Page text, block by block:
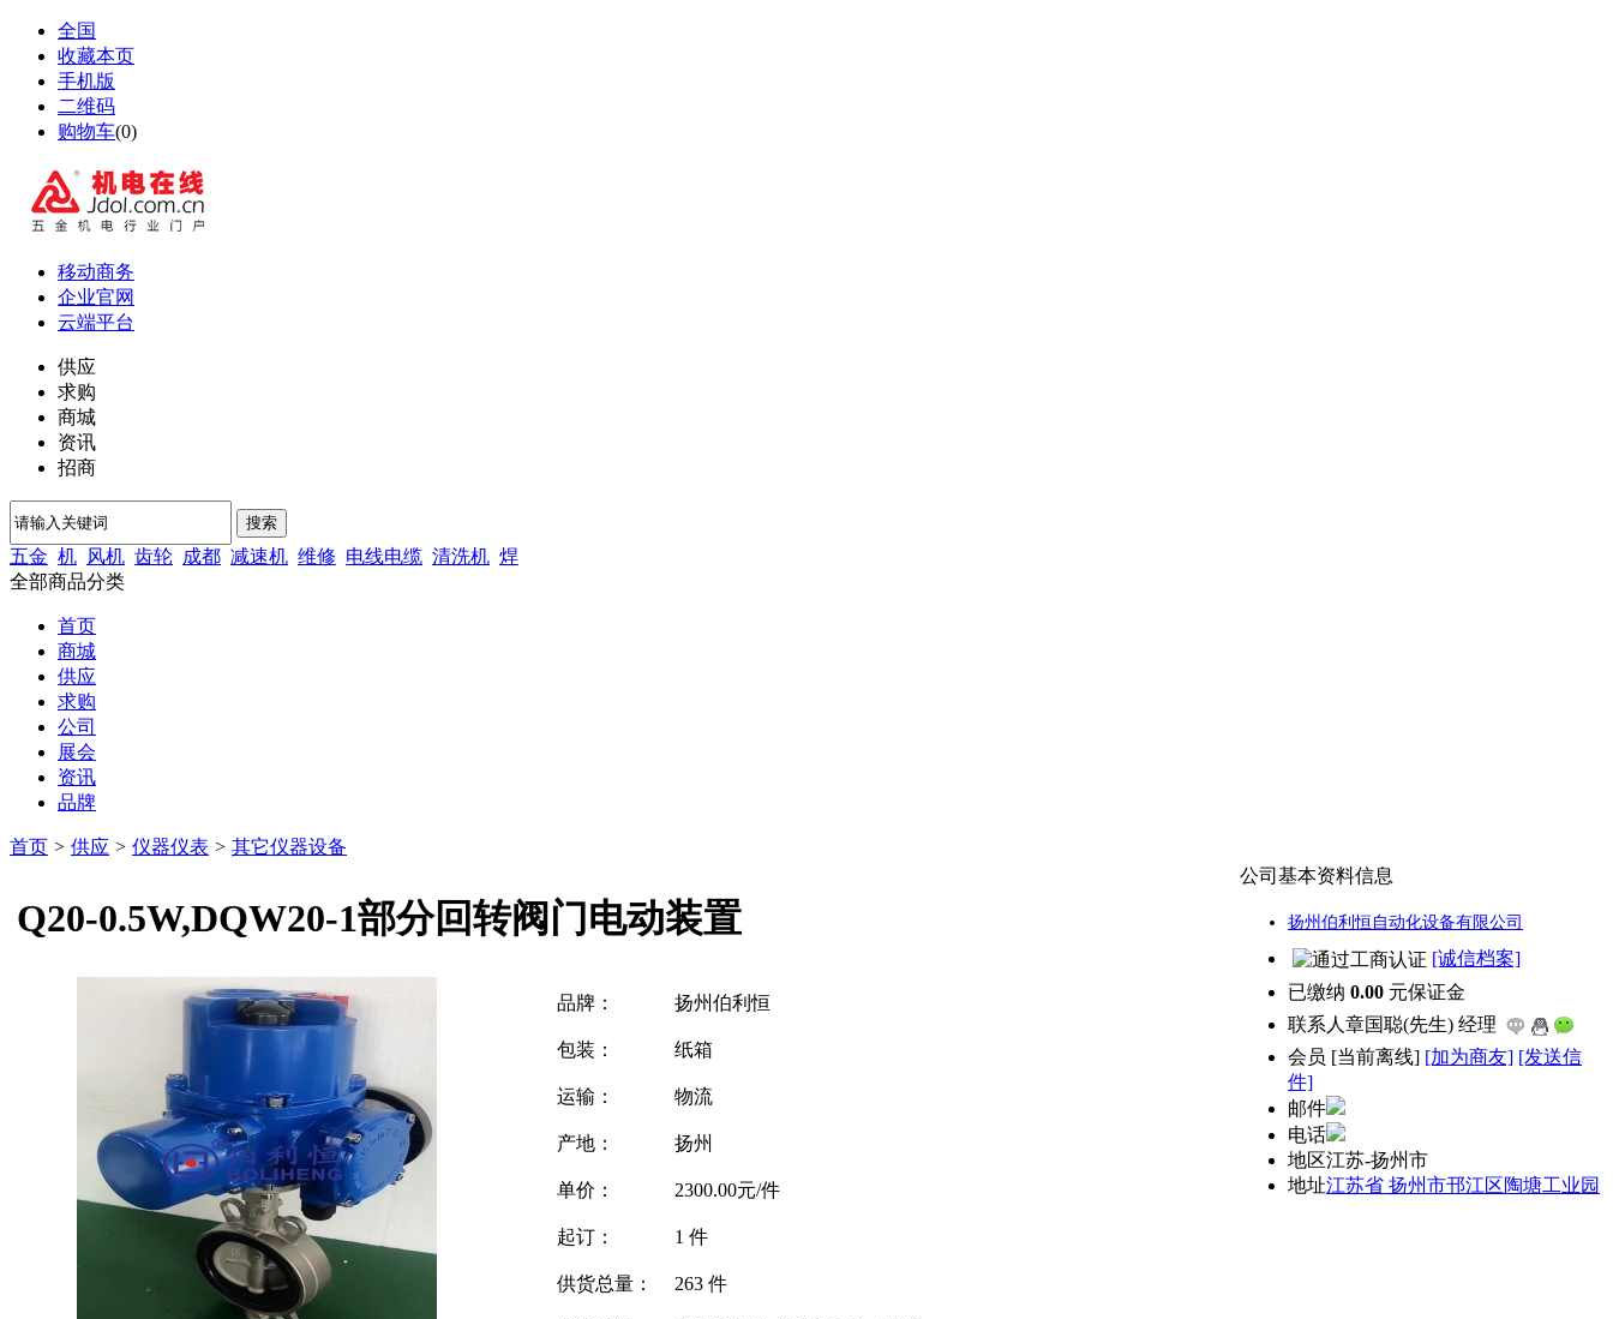
全国
收藏本页
手机版
二维码
购物车(0)
移动商务
企业官网
云端平台
供应
求购
商城
资讯
招商
搜索
五金 机 风机 齿轮 成都 减速机 维修 电线电缆 清洗机 焊
全部商品分类
首页
商城
供应
求购
公司
展会
资讯
品牌
首页 > 供应 > 仪器仪表 > 其它仪器设备
Q20-0.5W,DQW20-1部分回转阀门电动装置
品牌： 扬州伯利恒
包装： 纸箱
运输： 物流
产地： 扬州
单价： 2300.00元/件
起订： 1 件
供货总量： 263 件
公司基本资料信息
扬州伯利恒自动化设备有限公司
[诚信档案]
已缴纳 0.00 元保证金
联系人 章国聪(先生) 经理
会员 [当前离线] [加为商友] [发送信
件]
邮件
电话
地区江苏-扬州市
地址江苏省 扬州市邗江区陶塘工业园